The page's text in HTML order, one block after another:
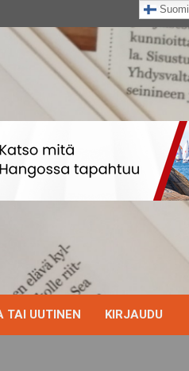
TAI UUTINEN KIRJAUDU
Suomi